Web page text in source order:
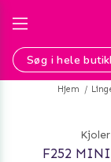
Hjem
F252 MINI